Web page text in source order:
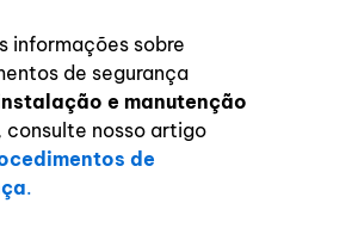
informações sobre
de segurança
e manutenção
consulte nosso artigo
de
.